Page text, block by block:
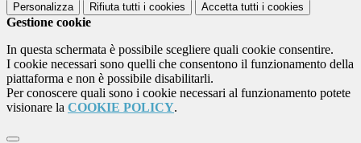
Personalizza Rifiuta tutti i cookies Accetta tutti i cookies
Gestione cookie
In questa schermata è possibile scegliere quali cookie consentire.
I cookie necessari sono quelli che consentono il funzionamento della
piattaforma e non è possibile disabilitarli.
Per conoscere quali sono i cookie necessari al funzionamento potete
visionare la COOKIE POLICY.